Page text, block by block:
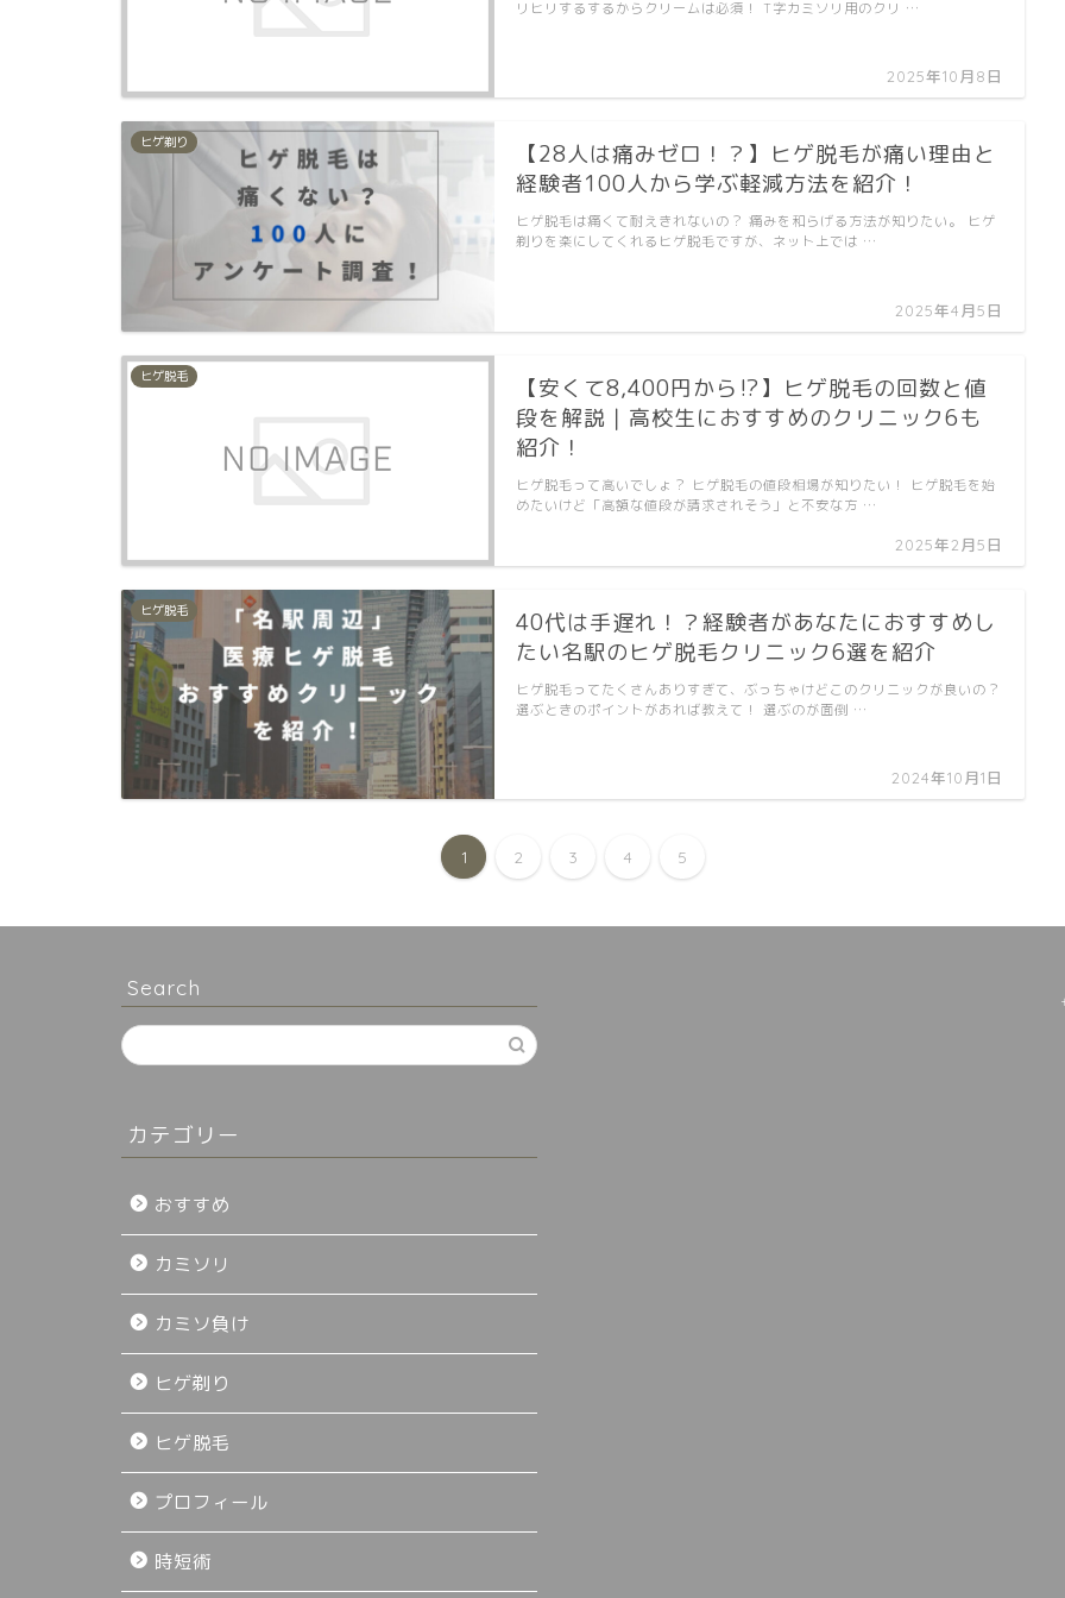
2025年10月8日
リヒリするするからクリームは必須！ T字カミソリ用のクリ …
ヒゲ剃り
【28人は痛みゼロ！？】ヒゲ脱毛が痛い理由と
経験者100人から学ぶ軽減方法を紹介！
2025年4月5日
ヒゲ脱毛は痛くて耐えきれないの？ 痛みを和らげる方法が知りたい。 ヒゲ
剃りを楽にしてくれるヒゲ脱毛ですが、ネット上では …
ヒゲ脱毛
【安くて8,400円から⁉︎】ヒゲ脱毛の回数と値
段を解説｜高校生におすすめのクリニック6も
紹介！
2025年2月5日
ヒゲ脱毛って高いでしょ？ ヒゲ脱毛の値段相場が知りたい！ ヒゲ脱毛を始
めたいけど「高額な値段が請求されそう」と不安な方 …
ヒゲ脱毛
40代は手遅れ！？経験者があなたにおすすめし
たい名駅のヒゲ脱毛クリニック6選を紹介
2024年10月1日
ヒゲ脱毛ってたくさんありすぎて、ぶっちゃけどこのクリニックが良いの？
選ぶときのポイントがあれば教えて！ 選ぶのが面倒 …
1 2 3 4 5
Search
カテゴリー
おすすめ
カミソリ
カミソ負け
ヒゲ剃り
ヒゲ脱毛
プロフィール
時短術